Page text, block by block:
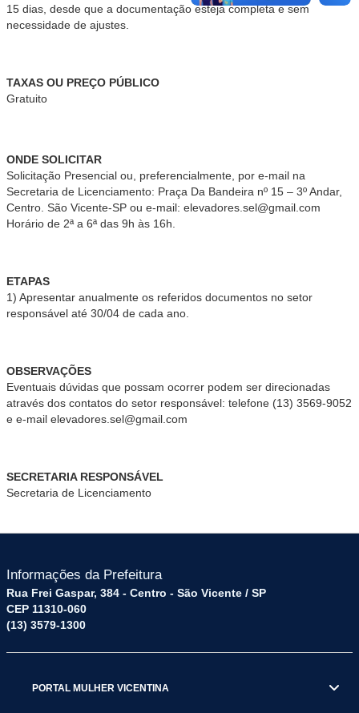
15 dias, desde que a documentação esteja completa e sem
necessidade de ajustes.
TAXAS OU PREÇO PÚBLICO
Gratuito
ONDE SOLICITAR
Solicitação Presencial ou, preferencialmente, por e-mail na
Secretaria de Licenciamento: Praça Da Bandeira nº 15 – 3º Andar,
Centro. São Vicente-SP ou e-mail: elevadores.sel@gmail.com
Horário de 2ª a 6ª das 9h às 16h.
ETAPAS
1) Apresentar anualmente os referidos documentos no setor
responsável até 30/04 de cada ano.
OBSERVAÇÕES
Eventuais dúvidas que possam ocorrer podem ser direcionadas
através dos contatos do setor responsável: telefone (13) 3569-9052
e e-mail elevadores.sel@gmail.com
SECRETARIA RESPONSÁVEL
Secretaria de Licenciamento
Informações da Prefeitura
Rua Frei Gaspar, 384 - Centro - São Vicente / SP
CEP 11310-060
(13) 3579-1300
PORTAL MULHER VICENTINA